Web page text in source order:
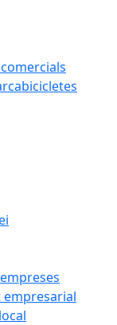
empresarial